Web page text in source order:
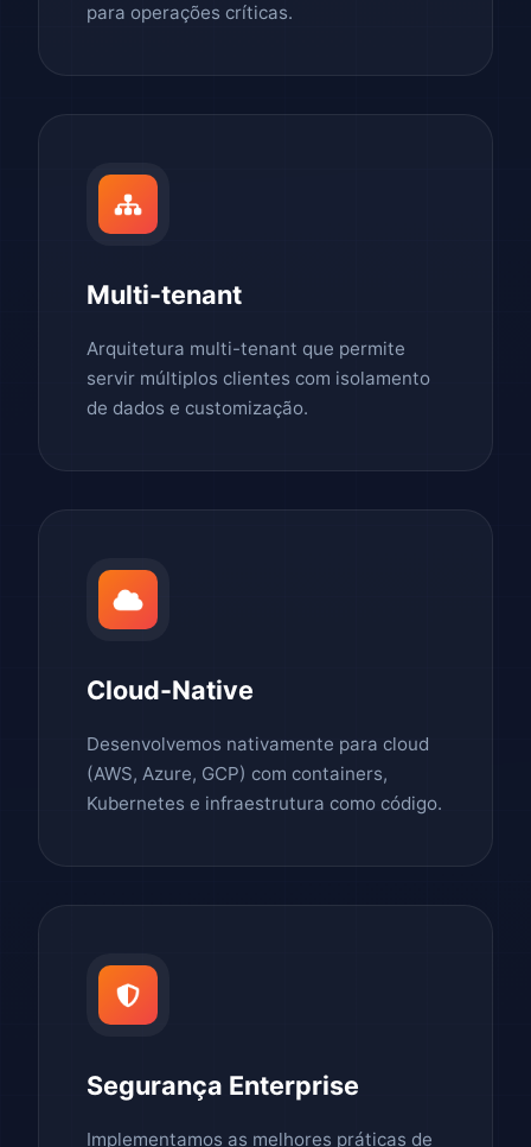
para operações críticas.
Multi-tenant
Arquitetura multi-tenant que permite
servir múltiplos clientes com isolamento
de dados e customização.
Cloud-Native
Desenvolvemos nativamente para cloud
(AWS, Azure, GCP) com containers,
Kubernetes e infraestrutura como código.
Segurança Enterprise
Implementamos as melhores práticas de